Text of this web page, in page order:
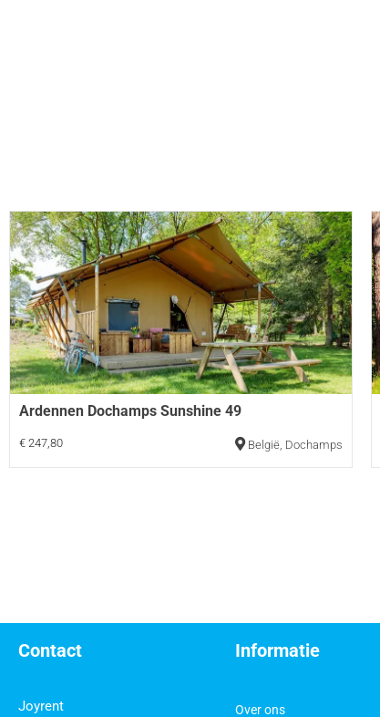
Ardennen Dochamps Sunshine 49
€ 247,80 België, Dochamps
Contact
Joyrent
Informatie
Over ons